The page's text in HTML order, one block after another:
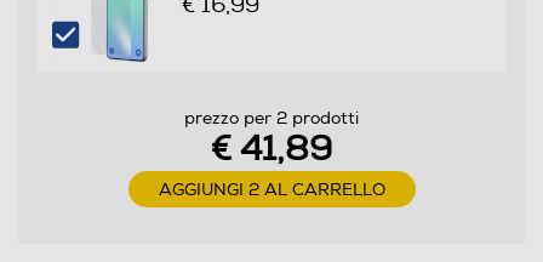
€ 16,99
prezzo per 2 prodotti
€ 41,89
AGGIUNGI 2 AL CARRELLO